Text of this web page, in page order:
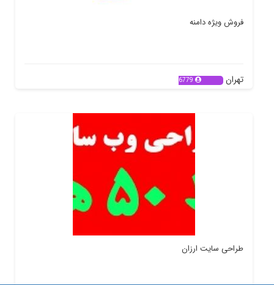
فروش ویژه دامنه
تهران 6779
طراحی سایت ارزان